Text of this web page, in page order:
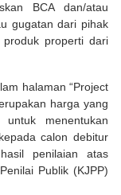
BCA dan/atau
gugatan dari pihak
produk properti dari
halaman “Project
harga yang
menentukan
calon debitur
penilaian atas
Publik (KJPP)